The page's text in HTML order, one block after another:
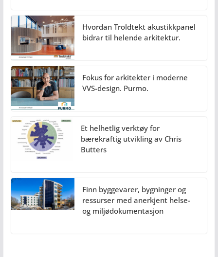
Hvordan Troldtekt akustikkpanel
bidrar til helende arkitektur.
Fokus for arkitekter i moderne
VVS-design. Purmo.
Et helhetlig verktøy for
bærekraftig utvikling av Chris
Butters
Finn byggevarer, bygninger og
ressurser med anerkjent helse-
og miljødokumentasjon